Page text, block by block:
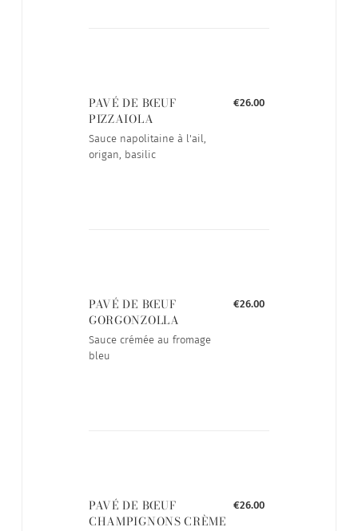
PAVÉ DE BŒUF
PIZZAIOLA
Sauce napolitaine à l'ail,
origan, basilic
€26.00
PAVÉ DE BŒUF
GORGONZOLLA
Sauce crémée au fromage
bleu
€26.00
PAVÉ DE BŒUF
CHAMPIGNONS CRÈME
€26.00